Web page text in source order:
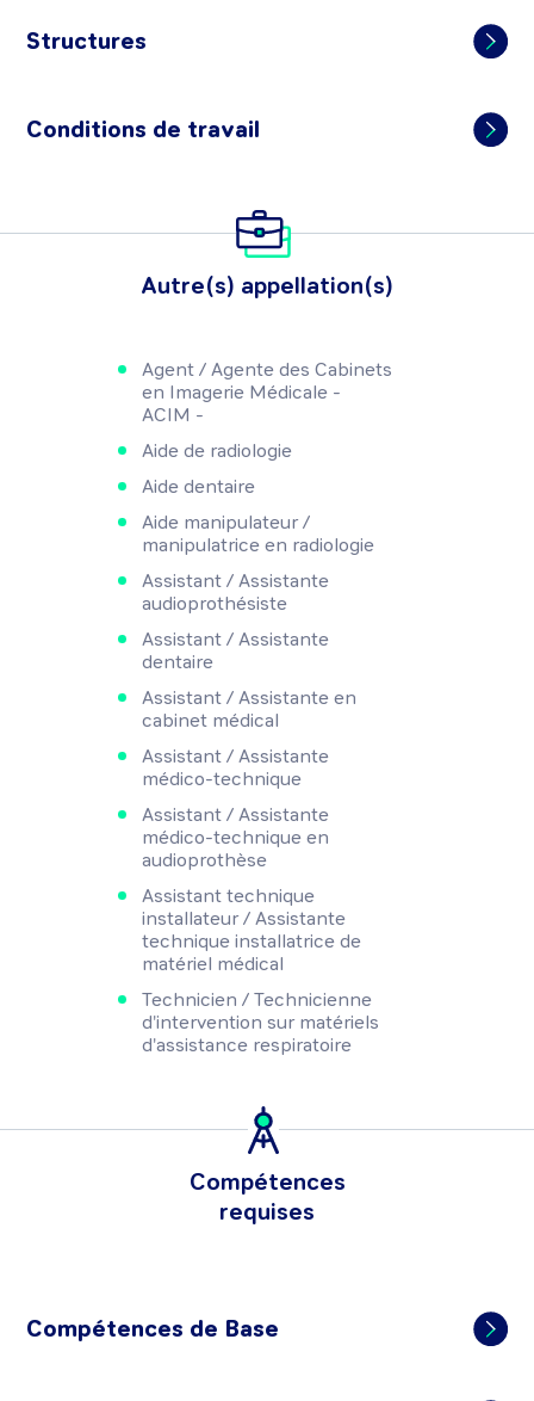
Structures
Conditions de travail
Autre(s) appellation(s)
Agent / Agente des Cabinets
en Imagerie Médicale -
ACIM -
Aide de radiologie
Aide dentaire
Aide manipulateur /
manipulatrice en radiologie
Assistant / Assistante
audioprothésiste
Assistant / Assistante
dentaire
Assistant / Assistante en
cabinet médical
Assistant / Assistante
médico-technique
Assistant / Assistante
médico-technique en
audioprothèse
Assistant technique
installateur / Assistante
technique installatrice de
matériel médical
Technicien / Technicienne
d'intervention sur matériels
d'assistance respiratoire
Compétences
requises
Compétences de Base